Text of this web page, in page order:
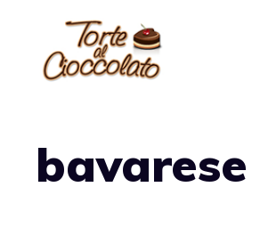
contenuto
bavarese